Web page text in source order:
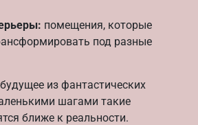
помещения, которые
под разные
из фантастических
шагами такие
ближе к реальности.